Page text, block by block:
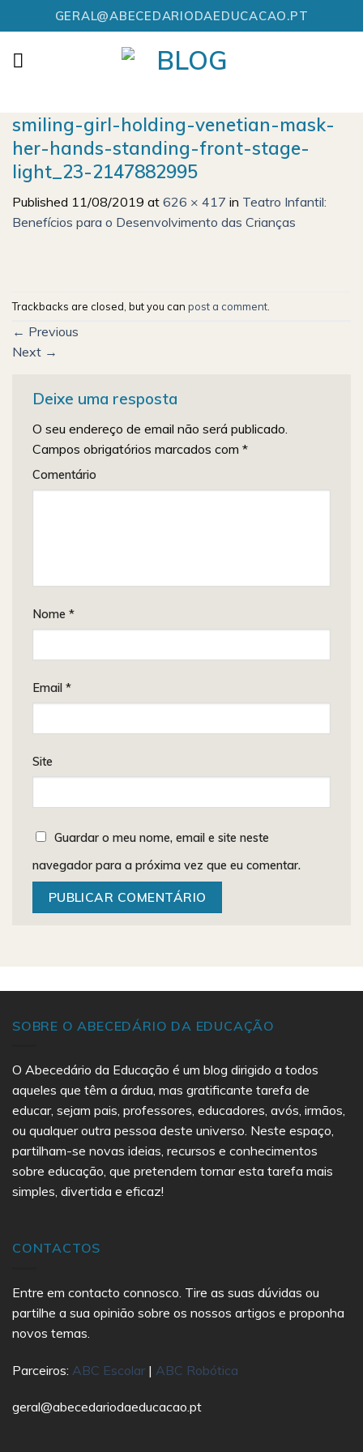
to
content
GERAL@ABECEDARIODAEDUCACAO.PT
smiling-girl-holding-venetian-mask-
her-hands-standing-front-stage-
light_23-2147882995
Published 11/08/2019 at 626 × 417 in Teatro Infantil:
Benefícios para o Desenvolvimento das Crianças
Trackbacks are closed, but you can post a comment
← Previous
Next →
Deixe uma resposta
O seu endereço de email não será publicado.
Campos obrigatórios marcados com *
Comentário
Nome *
Email *
Site
Guardar o meu nome, email e site neste
navegador para a próxima vez que eu comentar.
SOBRE O ABECEDÁRIO DA EDUCAÇÃO
O Abecedário da Educação é um blog dirigido a todos
aqueles que têm a árdua, mas gratificante tarefa de
educar, sejam pais, professores, educadores, avós, irmãos,
ou qualquer outra pessoa deste universo. Neste espaço,
partilham-se novas ideias, recursos e conhecimentos
sobre educação, que pretendem tornar esta tarefa mais
simples, divertida e eficaz!
CONTACTOS
Entre em contacto connosco. Tire as suas dúvidas ou
partilhe a sua opinião sobre os nossos artigos e proponha
novos temas.
Parceiros: ABC Escolar | ABC Robótica
geral@abecedariodaeducacao.pt